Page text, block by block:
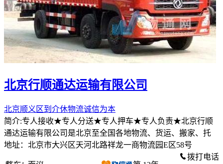
北京行顺通达运输有限公司
北京顺义区到介休物流诚信为本
简介:专人接收★专人分送★专人押车★专人负责★北京行顺
通达运输有限公司是北京至全国各地物流、货运、搬家、托
地址：北京市大兴区天河北路祥龙一商物流园E区58号
拨打电话